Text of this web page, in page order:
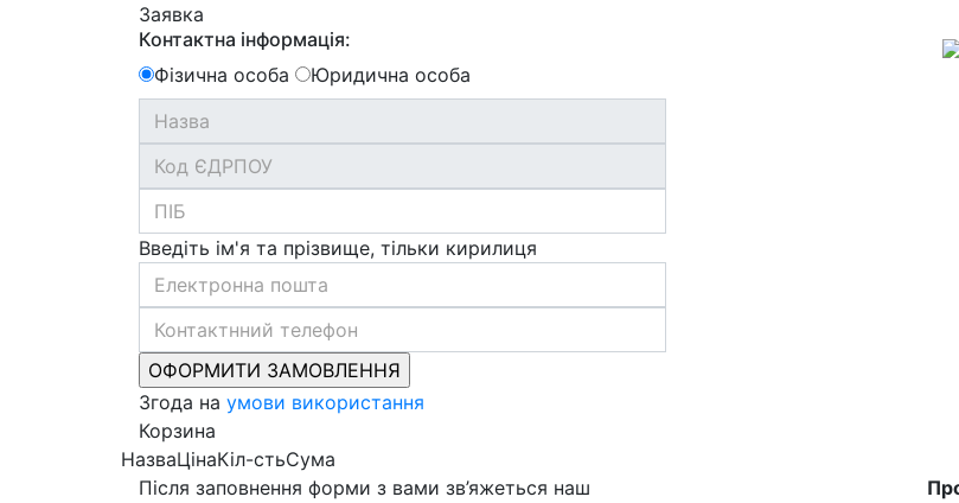
Заявка
Контактна інформація:
Фізична особа
Юридична особа
Введіть ім'я та прізвище, тільки кирилиця
Згода на умови використання
Корзина
НазваЦінаКіл-стьСума
Після заповнення форми з вами зв’яжеться наш